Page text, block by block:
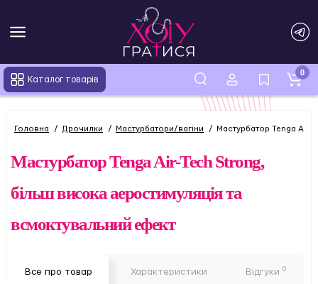
Каталог товарів
0
Головна Дрочилки Мастурбатори/вагіни Мастурбатор Tenga Air-
Мастурбатор Tenga Air-Tech Strong,
більш висока аеростимуляція та
всмоктувальний ефект
Все про товар Характеристики Відгуки 0